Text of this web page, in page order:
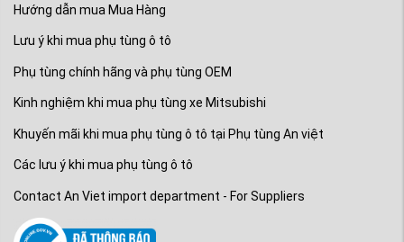
Hướng dẫn mua Mua Hàng
Lưu ý khi mua phụ tùng ô tô
Phụ tùng chính hãng và phụ tùng OEM
Kinh nghiệm khi mua phụ tùng xe Mitsubishi
Khuyến mãi khi mua phụ tùng ô tô tại Phụ tùng An việt
Các lưu ý khi mua phụ tùng ô tô
Contact An Viet import department - For Suppliers